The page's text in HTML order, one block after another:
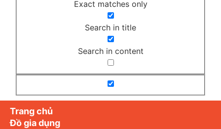
Exact matches only
Search in title
Search in content
Trang chủ
Đồ gia dụng